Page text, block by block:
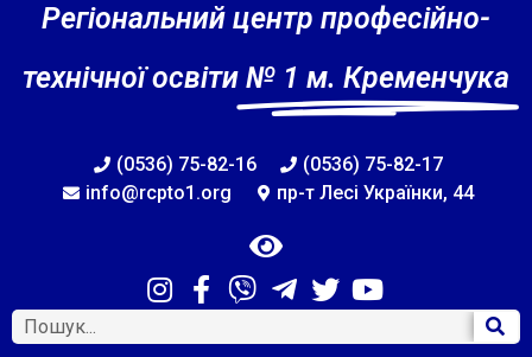
Регіональний центр професійно-
технічної освіти № 1 м. Кременчука
(0536) 75-82-16
(0536) 75-82-17
info@rcpto1.org
пр-т Лесі Українки, 44